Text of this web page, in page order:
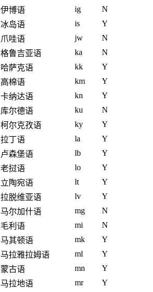
伊博语 ig
N
冰岛语 is
Y
爪哇语 jw
N
格鲁吉亚语 ka
N
哈萨克语 kk
Y
高棉语 km
Y
卡纳达语 kn
Y
库尔德语 ku
N
柯尔克孜语 ky
Y
拉丁语 la
Y
卢森堡语 lb
Y
老挝语 lo
Y
立陶宛语 lt
Y
拉脱维亚语 lv
Y
马尔加什语 mg
N
毛利语 mi
N
马其顿语 mk
Y
马拉雅拉姆语 ml
Y
蒙古语 mn
Y
马拉地语 mr
Y